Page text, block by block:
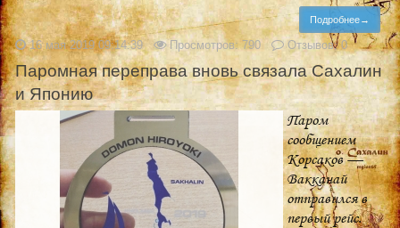
Подробнее→
16 мая 2019 09:14:39 Просмотров: 790 Отзывов: 0
Паромная переправа вновь связала Сахалин
и Японию
Паром
сообщением
Корсаков —
Вакканай
отправился в
первый рейс.